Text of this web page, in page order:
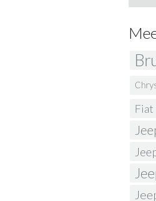
Fiat